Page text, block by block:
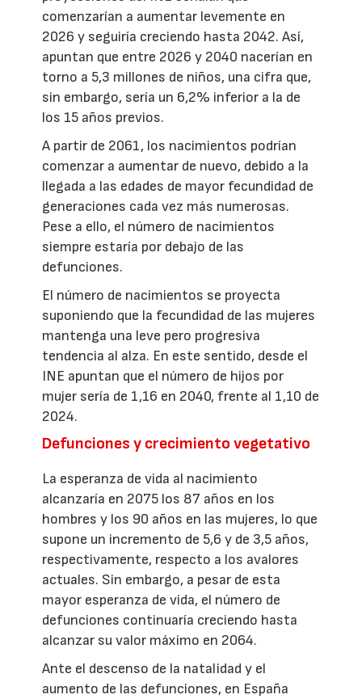
comenzarían a aumentar levemente en
2026 y seguiría creciendo hasta 2042. Así,
apuntan que entre 2026 y 2040 nacerían en
torno a 5,3 millones de niños, una cifra que,
sin embargo, sería un 6,2% inferior a la de
los 15 años previos.
A partir de 2061, los nacimientos podrían
comenzar a aumentar de nuevo, debido a la
llegada a las edades de mayor fecundidad de
generaciones cada vez más numerosas.
Pese a ello, el número de nacimientos
siempre estaría por debajo de las
defunciones.
El número de nacimientos se proyecta
suponiendo que la fecundidad de las mujeres
mantenga una leve pero progresiva
tendencia al alza. En este sentido, desde el
INE apuntan que el número de hijos por
mujer sería de 1,16 en 2040, frente al 1,10 de
2024.
Defunciones y crecimiento vegetativo
La esperanza de vida al nacimiento
alcanzaría en 2075 los 87 años en los
hombres y los 90 años en las mujeres, lo que
supone un incremento de 5,6 y de 3,5 años,
respectivamente, respecto a los avalores
actuales. Sin embargo, a pesar de esta
mayor esperanza de vida, el número de
defunciones continuaría creciendo hasta
alcanzar su valor máximo en 2064.
Ante el descenso de la natalidad y el
aumento de las defunciones, en España